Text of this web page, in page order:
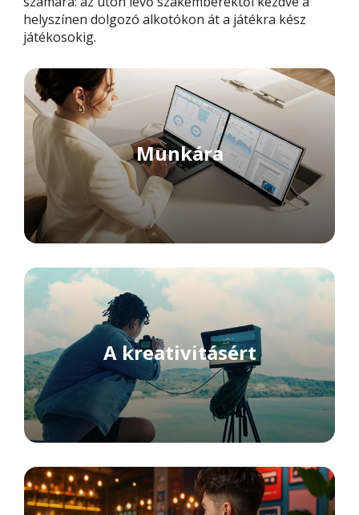
helyszínen dolgozó alkotókon át a játékra kész
játékosokig.
Munkára
A kreativitásért